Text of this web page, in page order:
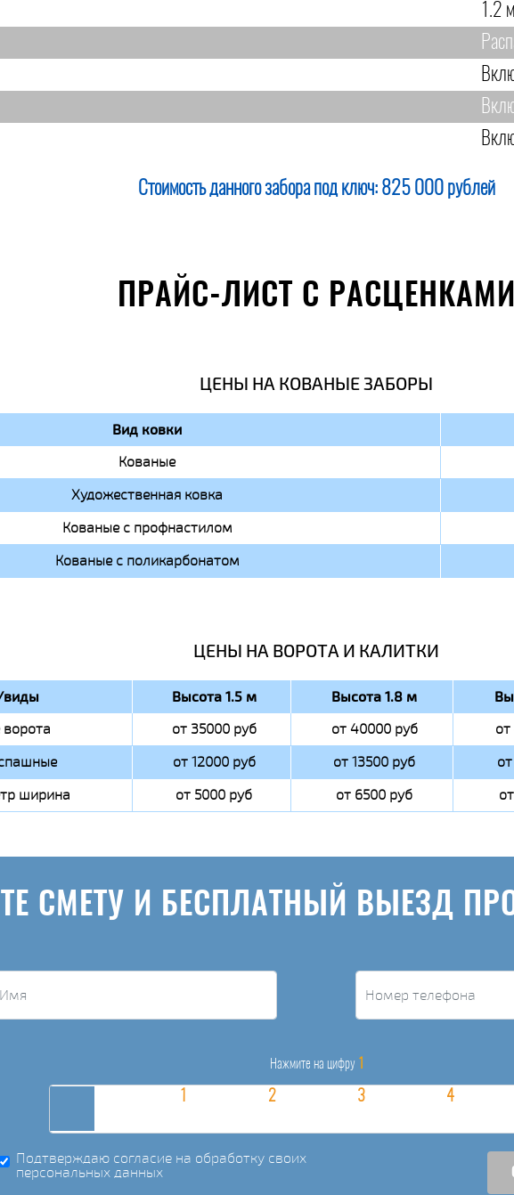
1.2 м
Стоимость данного забора под ключ: 825 000 рублей
ПРАЙС-ЛИСТ С РАСЦЕНКАМИ
ЦЕНЫ НА КОВАНЫЕ ЗАБОРЫ
Вид ковки
Кованые
Художественная ковка
Кованые с профнастилом
Кованые с поликарбонатом
ЦЕНЫ НА ВОРОТА И КАЛИТКИ
виды Высота 1.5 м Высота 1.8 м
от 35000 руб от 40000 руб
от 12000 руб от 13500 руб
ширина
от 5000 руб от 6500 руб
СМЕТУ И БЕСПЛАТНЫЙ ВЫЕЗД
Нажмите на цифру 1
Подтверждаю согласие на обработку своих
персональных данных